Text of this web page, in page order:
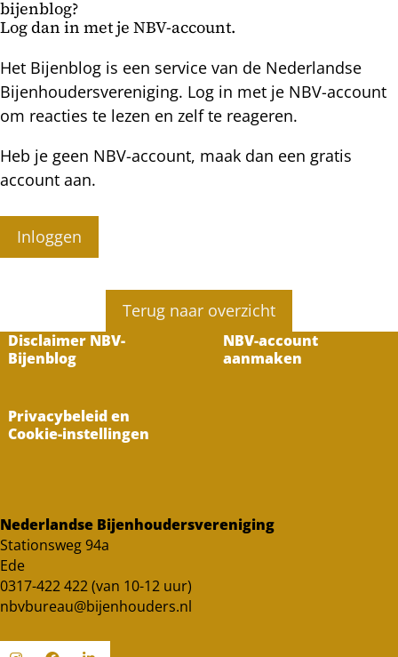
bijenblog?
Log dan in met je NBV-account.
Het Bijenblog is een service van de Nederlandse
Bijenhoudersvereniging. Log in met je NBV-account
om reacties te lezen en zelf te reageren.
Heb je geen NBV-account, maak dan een gratis
account aan.
Inloggen
Terug naar overzicht
Disclaimer NBV-
Bijenblog
NBV-account
aanmaken
Privacybeleid en
Cookie-instellingen
Nederlandse Bijenhoudersvereniging
Stationsweg 94a
Ede
0317-422 422 (van 10-12 uur)
nbvbureau@bijenhouders.nl